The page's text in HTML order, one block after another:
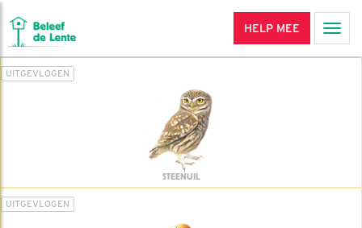
HELP MEE
UITGEVLOGEN
STEENUIL
UITGEVLOGEN